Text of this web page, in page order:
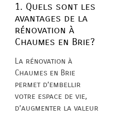
1. Quels sont les
avantages de la
rénovation à
Chaumes en Brie?
La rénovation à
Chaumes en Brie
permet d’embellir
votre espace de vie,
d’augmenter la valeur